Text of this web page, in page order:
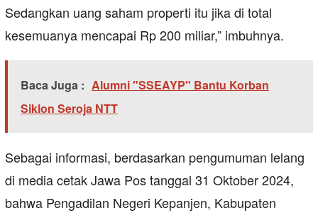
Sedangkan uang saham properti itu jika di total
kesemuanya mencapai Rp 200 miliar,” imbuhnya.
Baca Juga : Alumni "SSEAYP" Bantu Korban
Siklon Seroja NTT
Sebagai informasi, berdasarkan pengumuman lelang
di media cetak Jawa Pos tanggal 31 Oktober 2024,
bahwa Pengadilan Negeri Kepanjen, Kabupaten